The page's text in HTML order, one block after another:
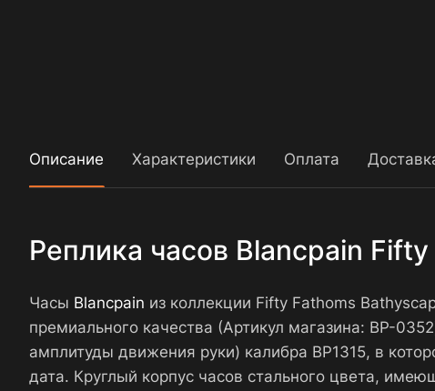
Описание Характеристики Оплата
Реплика часов Blancpain
Часы Blancpain из коллекции Fifty Fathoms
премиального качества (Артикул магазина: BP-
амплитуды движения руки) калибра BP1315, в
дата. Круглый корпус часов стального цвета,